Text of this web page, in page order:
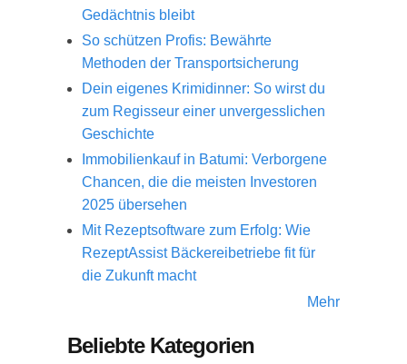
Gedächtnis bleibt
So schützen Profis: Bewährte
Methoden der Transportsicherung
Dein eigenes Krimidinner: So wirst du
zum Regisseur einer unvergesslichen
Geschichte
Immobilienkauf in Batumi: Verborgene
Chancen, die die meisten Investoren
2025 übersehen
Mit Rezeptsoftware zum Erfolg: Wie
RezeptAssist Bäckereibetriebe fit für
die Zukunft macht
Mehr
Beliebte Kategorien